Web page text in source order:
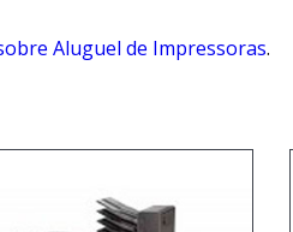
Aluguel de Impressoras.